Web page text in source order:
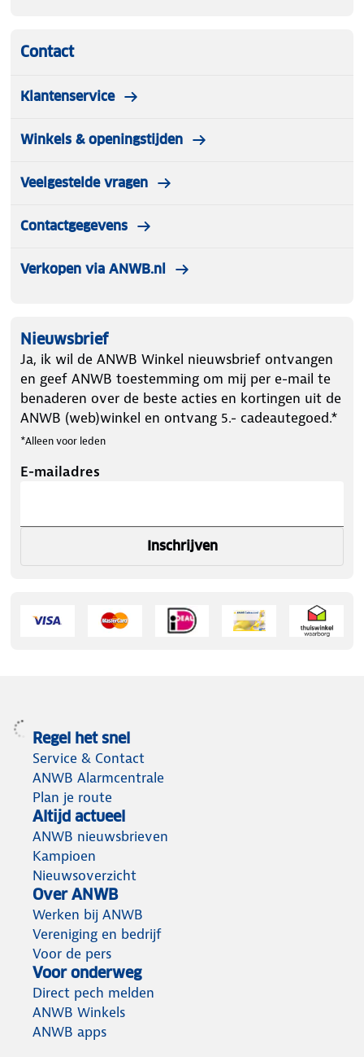
Contact
Klantenservice
Winkels & openingstijden
Veelgestelde vragen
Contactgegevens
Verkopen via ANWB.nl
Nieuwsbrief
Ja, ik wil de ANWB Winkel nieuwsbrief ontvangen
en geef ANWB toestemming om mij per e-mail te
benaderen over de beste acties en kortingen uit de
ANWB (web)winkel en ontvang 5.- cadeautegoed.*
*Alleen voor leden
E-mailadres
Inschrijven
Regel het snel
Service & Contact
ANWB Alarmcentrale
Plan je route
Altijd actueel
ANWB nieuwsbrieven
Kampioen
Nieuwsoverzicht
Over ANWB
Werken bij ANWB
Vereniging en bedrijf
Voor de pers
Voor onderweg
Direct pech melden
ANWB Winkels
ANWB apps